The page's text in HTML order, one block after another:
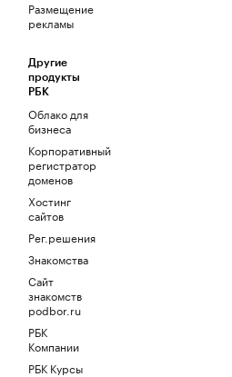
Размещение
рекламы
Другие
продукты
РБК
Облако для
бизнеса
Корпоративный
регистратор
доменов
Хостинг
сайтов
Рег.решения
Знакомства
Сайт
знакомств
podbor.ru
РБК
Компании
РБК Курсы